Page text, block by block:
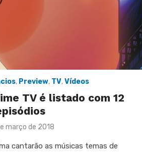
, Preview, TV,Vídeos
TV é listado com 12
março de 2018
cantarão as músicas temas de